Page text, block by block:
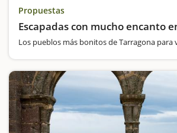
Propuestas
Escapadas con mucho encanto
Los pueblos más bonitos de Tarragona para